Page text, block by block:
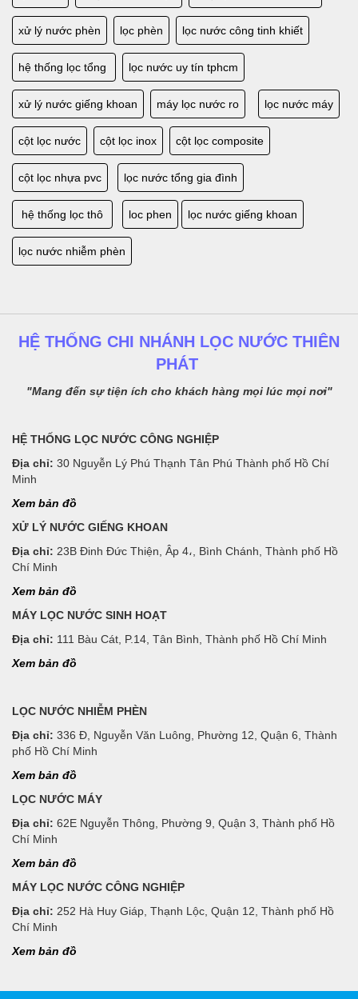
xử lý nước phèn lọc phèn lọc nước công tinh khiết
hệ thống lọc tổng lọc nước uy tín tphcm
xử lý nước giếng khoan máy lọc nước ro lọc nước máy
cột lọc nước cột lọc inox cột lọc composite
cột lọc nhựa pvc lọc nước tổng gia đình
hệ thống lọc thô loc phen lọc nước giếng khoan
lọc nước nhiễm phèn
HỆ THỐNG CHI NHÁNH LỌC NƯỚC THIÊN
PHÁT
"Mang đến sự tiện ích cho khách hàng mọi lúc mọi nơi"
HỆ THỐNG LỌC NƯỚC CÔNG NGHIỆP
Địa chỉ: 30 Nguyễn Lý Phú Thạnh Tân Phú Thành phố Hồ Chí
Minh
Xem bản đồ
XỬ LÝ NƯỚC GIẾNG KHOAN
Địa chỉ: 23B Đinh Đức Thiện, Âp 4،, Bình Chánh, Thành phố Hồ
Chí Minh
Xem bản đồ
MÁY LỌC NƯỚC SINH HOẠT
Địa chỉ: 111 Bàu Cát, P.14, Tân Bình, Thành phố Hồ Chí Minh
Xem bản đồ
LỌC NƯỚC NHIỄM PHÈN
Địa chỉ: 336 Đ, Nguyễn Văn Luông, Phường 12, Quận 6, Thành
phố Hồ Chí Minh
Xem bản đồ
LỌC NƯỚC MÁY
Địa chỉ: 62E Nguyễn Thông, Phường 9, Quận 3, Thành phố Hồ
Chí Minh
Xem bản đồ
MÁY LỌC NƯỚC CÔNG NGHIỆP
Địa chỉ: 252 Hà Huy Giáp, Thạnh Lộc, Quận 12, Thành phố Hồ
Chí Minh
Xem bản đồ